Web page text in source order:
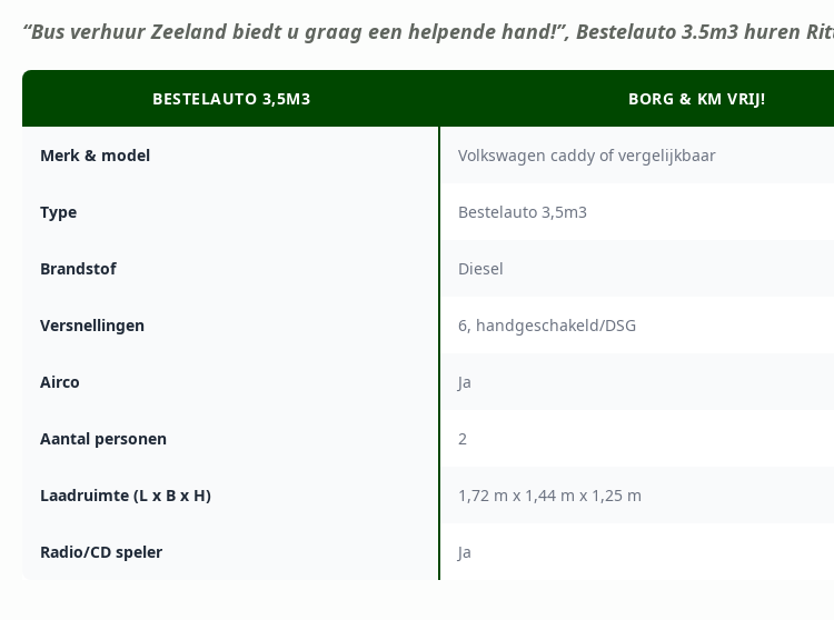
“Bus verhuur Zeeland biedt u graag een helpende hand!”, Bestelauto 3.5m3 huren
BESTELAUTO 3,5M3 BORG & KM VRIJ!
Merk & model Volkswagen caddy of vergelijkbaar
Type Bestelauto 3,5m3
Brandstof Diesel
Versnellingen 6, handgeschakeld/DSG
Airco Ja
Aantal personen 2
Laadruimte (L x B x H) 1,72 m x 1,44 m x 1,25 m
Radio/CD speler Ja